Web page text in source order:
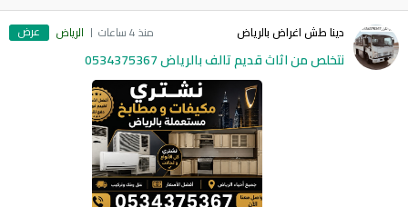
دينا طش اغراض بالرياض منذ 4 ساعات الرياض عرض
نتخلص من اثاث قديم تالف بالرياض 0534375367